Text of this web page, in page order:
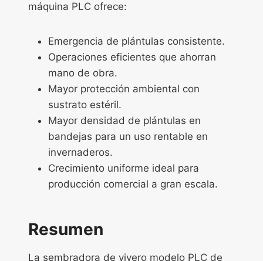
máquina PLC ofrece:
Emergencia de plántulas consistente.
Operaciones eficientes que ahorran
mano de obra.
Mayor protección ambiental con
sustrato estéril.
Mayor densidad de plántulas en
bandejas para un uso rentable en
invernaderos.
Crecimiento uniforme ideal para
producción comercial a gran escala.
Resumen
La sembradora de vivero modelo PLC de